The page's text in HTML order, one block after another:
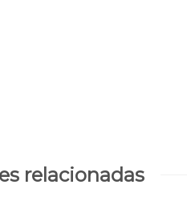
relacionadas